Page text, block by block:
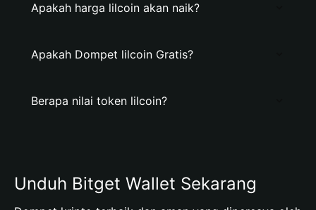
Apakah harga lilcoin akan naik?
Apakah Dompet lilcoin Gratis?
Berapa nilai token lilcoin?
Unduh Bitget Wallet Sekarang